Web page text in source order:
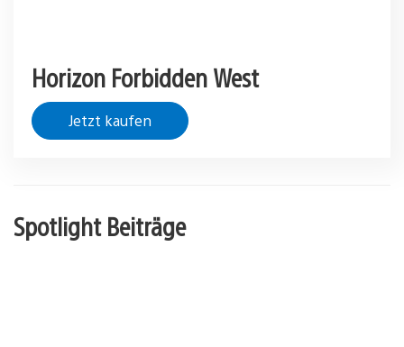
Horizon Forbidden West
Jetzt kaufen
Spotlight Beiträge